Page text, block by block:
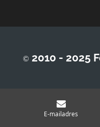
© 2010 - 2025
E-mailadres